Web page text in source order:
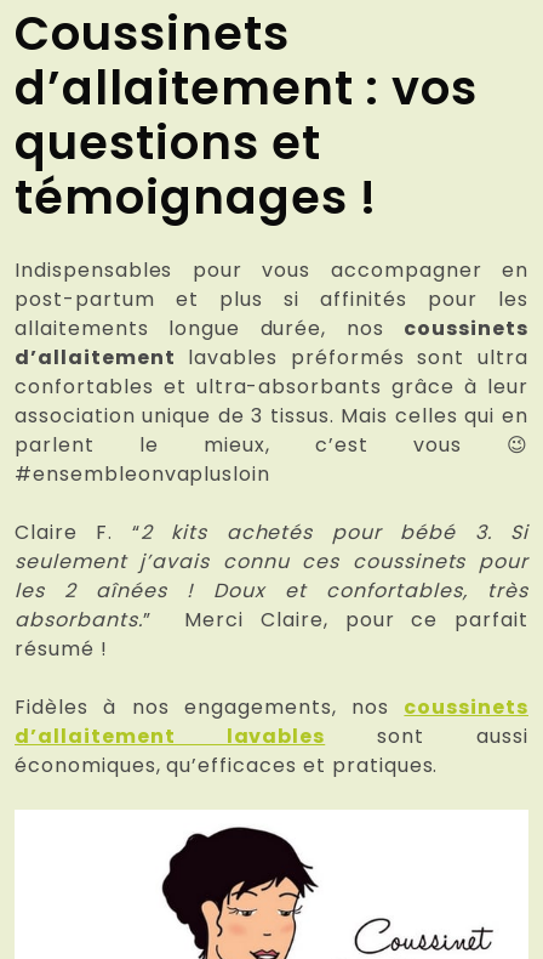
Coussinets
d’allaitement : vos
questions et
témoignages !
Indispensables pour vous accompagner en
post-partum et plus si affinités pour les
allaitements longue durée, nos coussinets
d’allaitement lavables préformés sont ultra
confortables et ultra-absorbants grâce à leur
association unique de 3 tissus. Mais celles qui en
parlent le mieux, c’est vous 😉
#ensembleonvaplusloin
Claire F. “2 kits achetés pour bébé 3. Si
seulement j’avais connu ces coussinets pour
les 2 aînées ! Doux et confortables, très
absorbants.” Merci Claire, pour ce parfait
résumé !
Fidèles à nos engagements, nos coussinets
d’allaitement lavables sont aussi
économiques, qu’efficaces et pratiques.